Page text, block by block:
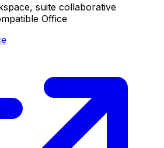
suite collaborative
Office